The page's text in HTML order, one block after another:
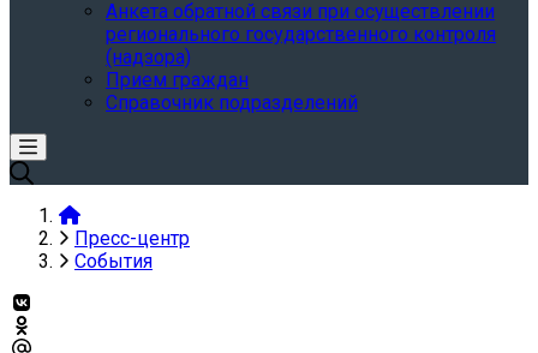
Анкета обратной связи при осуществлении
регионального государственного контроля
(надзора)
Прием граждан
Справочник подразделений
Пресс-центр
События